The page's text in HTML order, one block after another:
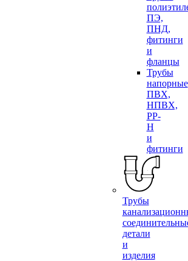
ПЭ,
ПНД,
фитинги
и
фланцы
Трубы
напорные
ПВХ,
НПВХ,
PP-
H
и
фитинги
Трубы
детали
и
изделия